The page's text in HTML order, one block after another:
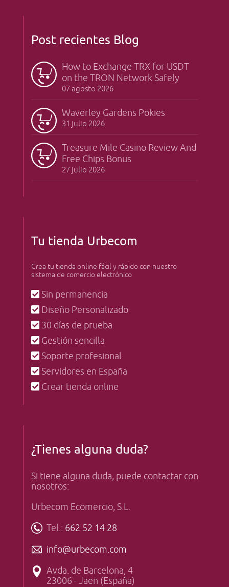
Post recientes Blog
How to Exchange TRX for USDT
on the TRON Network Safely
07 agosto 2026
Waverley Gardens Pokies
31 julio 2026
Treasure Mile Casino Review And
Free Chips Bonus
27 julio 2026
Tu tienda Urbecom
Crea tu tienda online fácil y rápido con nuestro
sistema de comercio electrónico
Sin permanencia
Diseño Personalizado
30 días de prueba
Gestión sencilla
Soporte profesional
Servidores en España
Crear tienda online
¿Tienes alguna duda?
Si tiene alguna duda, puede contactar con
nosotros:
Urbecom Ecomercio, S.L.
Tel.: 662 52 14 28
info@urbecom.com
Avda. de Barcelona, 4
23006 - Jaen (España)